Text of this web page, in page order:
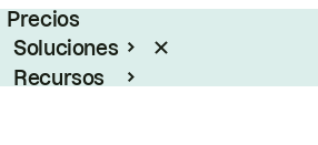
Precios
Soluciones
Recursos